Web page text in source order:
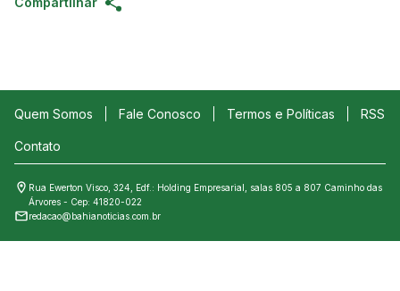
Quem Somos Fale Conosco Termos e Políticas RSS
Contato
Rua Ewerton Visco, 324, Edf.: Holding Empresarial, salas 805 a 807 Caminho das
Árvores - Cep: 41820-022
redacao@bahianoticias.com.br